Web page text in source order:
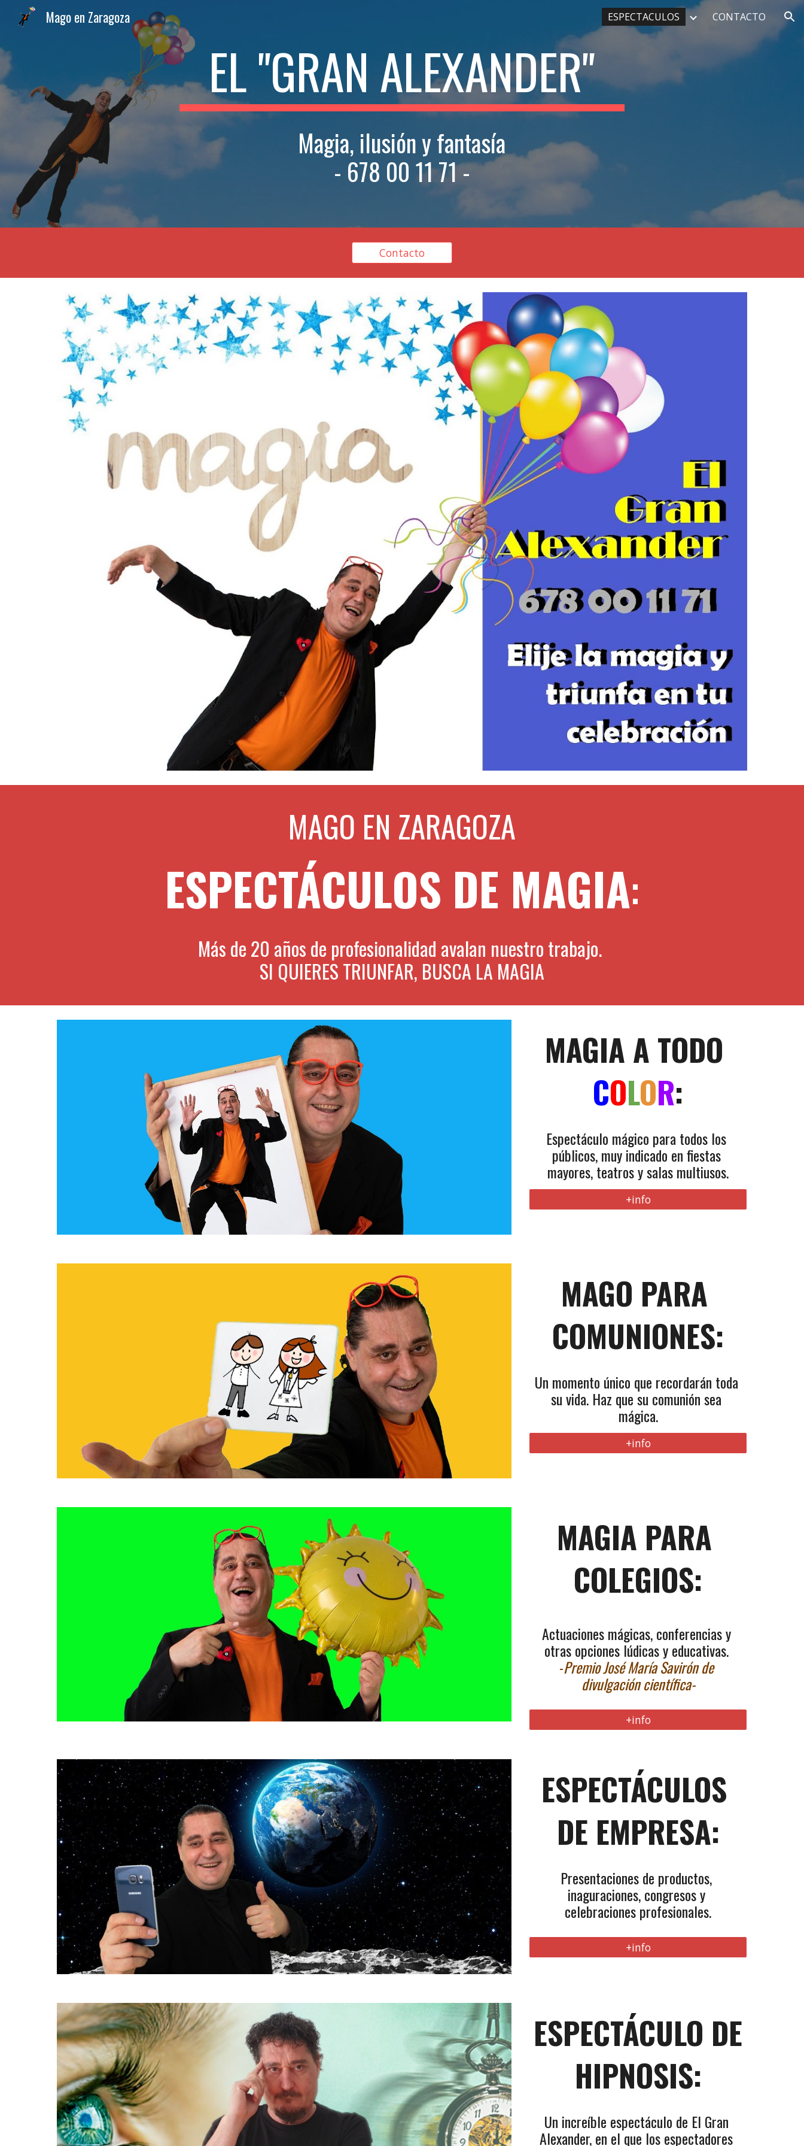
Mago en Zaragoza ESPECTACULOS CONTACTO
EL "GRAN ALEXANDER"
Magia, ilusión y fantasía
- 678 00 11 71 -
Contacto
MAGO EN ZARAGOZA
ESPECTÁCULOS DE MAGIA:
Más de 20 años de profesionalidad avalan nuestro trabajo.
SI QUIERES TRIUNFAR, BUSCA LA MAGIA
COLOR:
Espectáculo mágico para todos los
públicos, muy indicado en fiestas
mayores, teatros y salas multiusos.
+info
MAGO PARA
COMUNIONES:
Un momento único que recordarán toda
su vida. Haz que su comunión sea
mágica.
+info
MAGIA PARA
COLEGIOS:
Actuaciones mágicas, conferencias y
otras opciones lúdicas y educativas.
-Premio José María Savirón de
divulgación científica-
+info
ESPECTÁCULOS
DE EMPRESA:
Presentaciones de productos,
inaguraciones, congresos y
celebraciones profesionales.
+info
ESPECTÁCULO DE
HIPNOSIS:
Un increíble espectáculo de El Gran
Alexander, en el que los espectadores